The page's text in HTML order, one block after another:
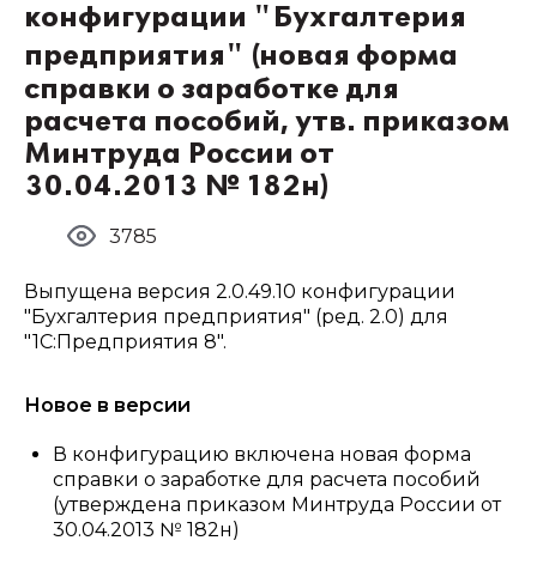
конфигурации "Бухгалтерия
предприятия" (новая форма
справки о заработке для
расчета пособий, утв. приказом
Минтруда России от
30.04.2013 № 182н)
3785
Выпущена версия 2.0.49.10 конфигурации
"Бухгалтерия предприятия" (ред. 2.0) для
"1С:Предприятия 8".
Новое в версии
В конфигурацию включена новая форма
справки о заработке для расчета пособий
(утверждена приказом Минтруда России от
30.04.2013 № 182н)